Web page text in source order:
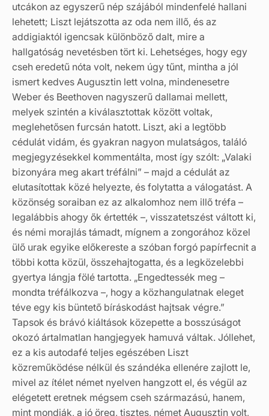
utcákon az egyszerű nép szájából mindenfelé hallani
lehetett; Liszt lejátszotta az oda nem illő, és az
addigiaktól igencsak különböző dalt, mire a
hallgatóság nevetésben tört ki. Lehetséges, hogy egy
cseh eredetű nóta volt, nekem úgy tűnt, mintha a jól
ismert kedves Augusztin lett volna, mindenesetre
Weber és Beethoven nagyszerű dallamai mellett,
melyek szintén a kiválasztottak között voltak,
meglehetősen furcsán hatott. Liszt, aki a legtöbb
cédulát vidám, és gyakran nagyon mulatságos, találó
megjegyzésekkel kommentálta, most így szólt: „Valaki
bizonyára meg akart tréfálni” – majd a cédulát az
elutasítottak közé helyezte, és folytatta a válogatást. A
közönség soraiban ez az alkalomhoz nem illő tréfa –
legalábbis ahogy ők értették –, visszatetszést váltott ki,
és némi morajlás támadt, mígnem a zongorához közel
ülő urak egyike előkereste a szóban forgó papírfecnit a
többi kotta közül, összehajtogatta, és a legközelebbi
gyertya lángja fölé tartotta. „Engedtessék meg –
mondta tréfálkozva –, hogy a közhangulatnak eleget
téve egy kis büntető bíráskodást hajtsak végre.”
Tapsok és brávó kiáltások közepette a bosszúságot
okozó ártalmatlan hangjegyek hamuvá váltak. Jóllehet,
ez a kis autodafé teljes egészében Liszt
közreműködése nélkül és szándéka ellenére zajlott le,
mivel az ítélet német nyelven hangzott el, és végül az
elégetett eretnek mégsem cseh származású, hanem,
mint mondják, a jó öreg, tisztes, német Augusztin volt,